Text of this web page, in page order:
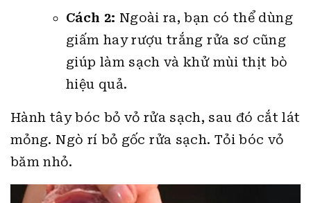
bỏ lớp vỏ cháy đen bên ngoài sau
đó giã nhuyễn gừng rồi mang đi
xát lên thịt bò, giữ trong khoảng 3
phút rồi rửa lại với nước sạch.
Cách 2:Ngoài ra, bạn có thể dùng
giấm hay rượu trắng rửa sơ cũng
giúp làm sạch và khử mùi thịt bò